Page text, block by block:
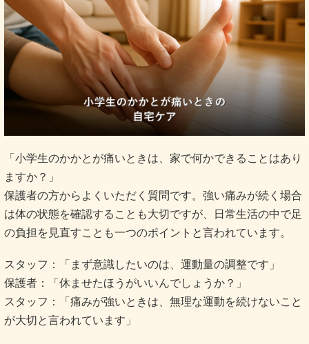
「小学生のかかとが痛いときは、家で何かできることはあり
ますか？」
保護者の方からよくいただく質問です。強い痛みが続く場合
は体の状態を確認することも大切ですが、日常生活の中で足
の負担を見直すことも一つのポイントと言われています。
スタッフ：「まず意識したいのは、運動量の調整です」
保護者：「休ませたほうがいいんでしょうか？」
スタッフ：「痛みが強いときは、無理な運動を続けないこと
が大切と言われています」